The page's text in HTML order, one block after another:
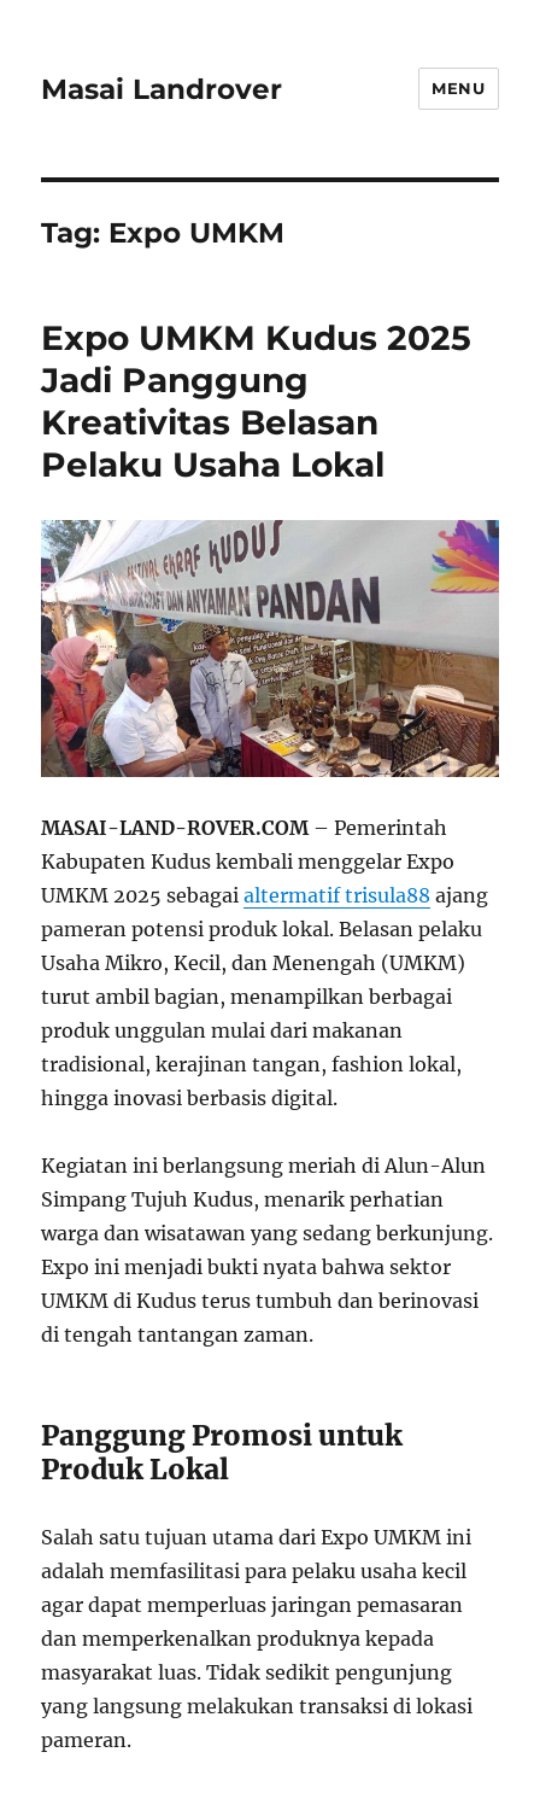
Masai Landrover MENU
Tag: Expo UMKM
Expo UMKM Kudus 2025
Jadi Panggung
Kreativitas Belasan
Pelaku Usaha Lokal
MASAI-LAND-ROVER.COM – Pemerintah
Kabupaten Kudus kembali menggelar Expo
UMKM 2025 sebagaialtermatif trisula88 ajang
pameran potensi produk lokal. Belasan pelaku
Usaha Mikro, Kecil, dan Menengah (UMKM)
turut ambil bagian, menampilkan berbagai
produk unggulan mulai dari makanan
tradisional, kerajinan tangan, fashion lokal,
hingga inovasi berbasis digital.
Kegiatan ini berlangsung meriah di Alun-Alun
Simpang Tujuh Kudus, menarik perhatian
warga dan wisatawan yang sedang berkunjung.
Expo ini menjadi bukti nyata bahwa sektor
UMKM di Kudus terus tumbuh dan berinovasi
di tengah tantangan zaman.
Panggung Promosi untuk
Produk Lokal
Salah satu tujuan utama dari Expo UMKM ini
adalah memfasilitasi para pelaku usaha kecil
agar dapat memperluas jaringan pemasaran
dan memperkenalkan produknya kepada
masyarakat luas. Tidak sedikit pengunjung
yang langsung melakukan transaksi di lokasi
pameran.